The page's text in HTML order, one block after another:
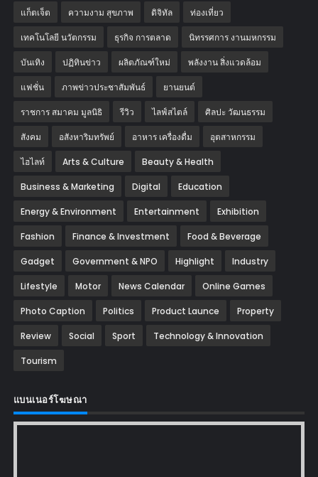
แก็ตเจ็ต ความงาม สุขภาพ ดิจิทัล ท่องเที่ยว
เทคโนโลยี นวัตกรรม ธุรกิจ การตลาด นิทรรศการ งานมหกรรม
บันเทิง ปฏิทินข่าว ผลิตภัณฑ์ใหม่ พลังงาน สิ่งแวดล้อม
แฟชั่น ภาพข่าวประชาสัมพันธ์ ‎ยานยนต์‎
ราชการ สมาคม มูลนิธิ รีวิว ไลฟ์สไตล์ ศิลปะ วัฒนธรรม
สังคม อสังหาริมทรัพย์ อาหาร เครื่องดื่ม อุตสาหกรรม
ไฮไลท์ Arts & Culture Beauty & Health
Business & Marketing Digital Education
Energy & Environment Entertainment Exhibition
Fashion Finance & Investment Food & Beverage
Gadget Government & NPO Highlight Industry
Lifestyle Motor News Calendar Online Games
Photo Caption Politics Product Launce Property
Review Social Sport Technology & Innovation
Tourism
แบนเนอร์โฆษณา